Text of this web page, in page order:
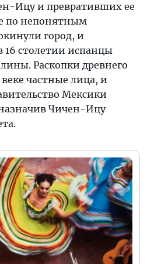
Ицу и превративших ее
по непонятным
город, и
столетии испанцы
Раскопки древнего
частные лица, и
Мексики
Чичен-Ицу